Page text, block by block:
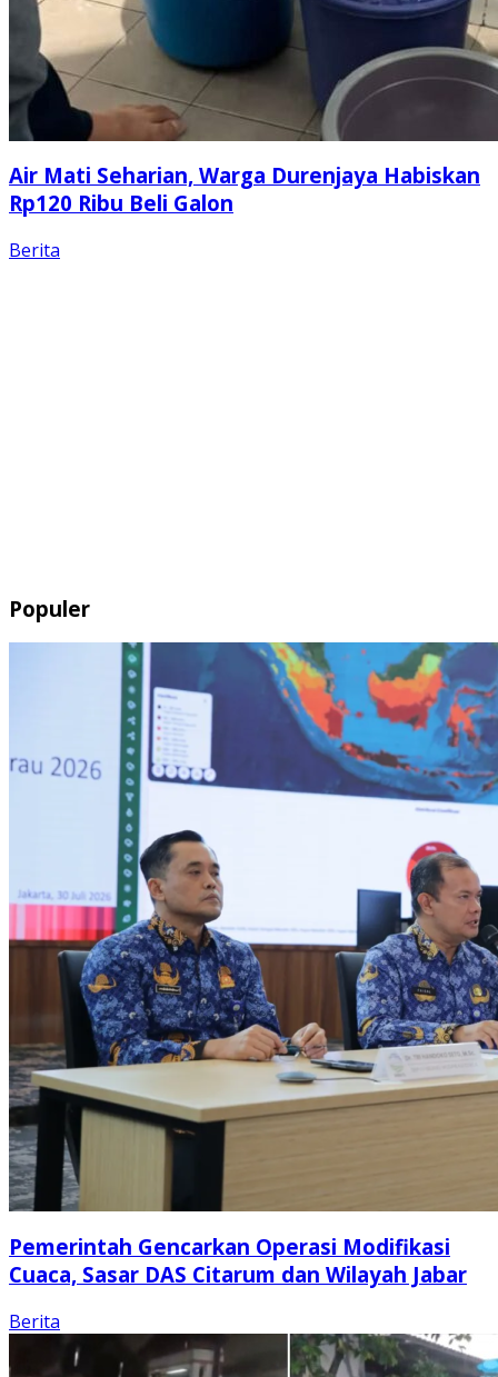
Air Mati Seharian, Warga Durenjaya Habiskan
Rp120 Ribu Beli Galon
Berita
Populer
Pemerintah Gencarkan Operasi Modifikasi
Cuaca, Sasar DAS Citarum dan Wilayah Jabar
Berita